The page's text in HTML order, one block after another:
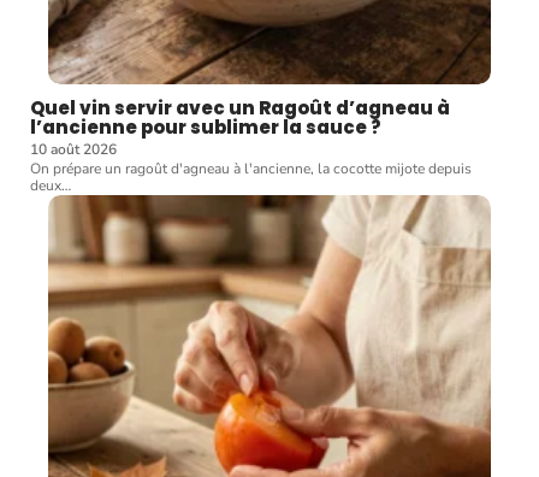
Quel vin servir avec un Ragoût d’agneau à
l’ancienne pour sublimer la sauce ?
10 août 2026
On prépare un ragoût d'agneau à l'ancienne, la cocotte mijote depuis
deux…